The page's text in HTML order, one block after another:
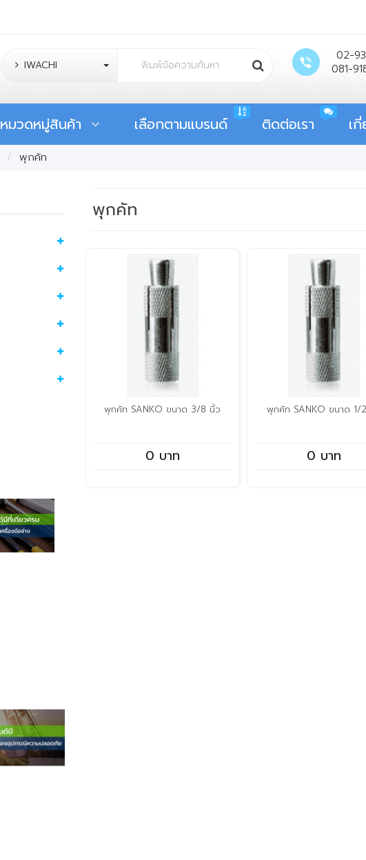
IWACHI
02-
081-
หมวดหมู่สินค้า เลือกตามแบรนด์ ติดต่อเรา เ
พุกคัท
พุกคัท
พุกคัท SANKO ขนาด 3/8 นิ้ว
0 บาท
พุกคัท SANKO ขนาด 1/
0 บาท